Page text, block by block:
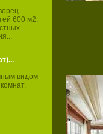
600 м2.
видом